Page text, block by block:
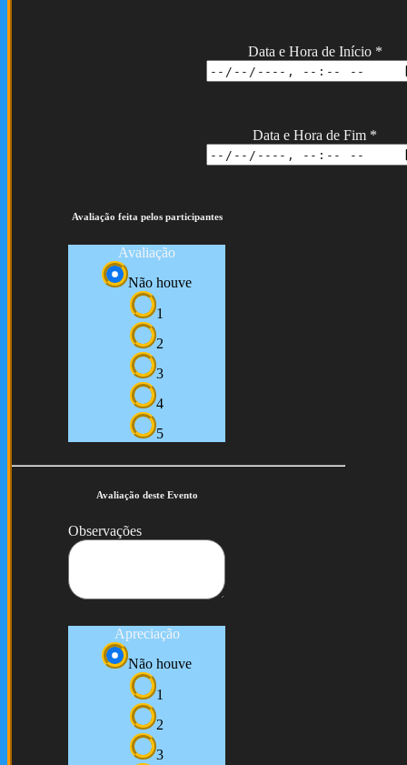
Data e Hora de Início *
Data e Hora de Fim *
Avaliação feita pelos participantes
Avaliação
Não houve
1
2
3
4
5
Avaliação deste Evento
Observações
Apreciação
Não houve
1
2
3